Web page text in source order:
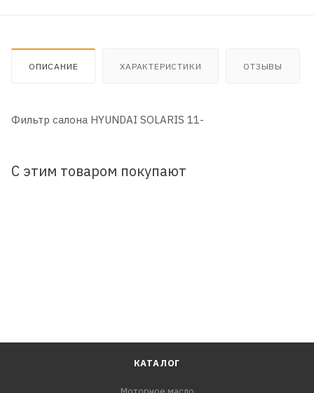
ОПИСАНИЕ ХАРАКТЕРИСТИКИ ОТЗЫВЫ
Фильтр салона HYUNDAI SOLARIS 11-
С этим товаром покупают
КАТАЛОГ